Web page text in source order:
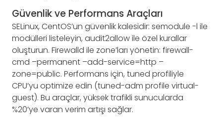
Güvenlik ve Performans Araçları
SELinux, CentOS’un güvenlik kalesidir: semodule -l ile
modülleri listeleyin, audit2allow ile özel kurallar
oluşturun. Firewalld ile zone’ları yönetin: firewall-
cmd –permanent –add-service=http –
zone=public. Performans için, tuned profiliyle
CPU’yu optimize edin (tuned-adm profile virtual-
guest). Bu araçlar, yüksek trafikli sunucularda
%20’ye varan verim artışı sağlar.